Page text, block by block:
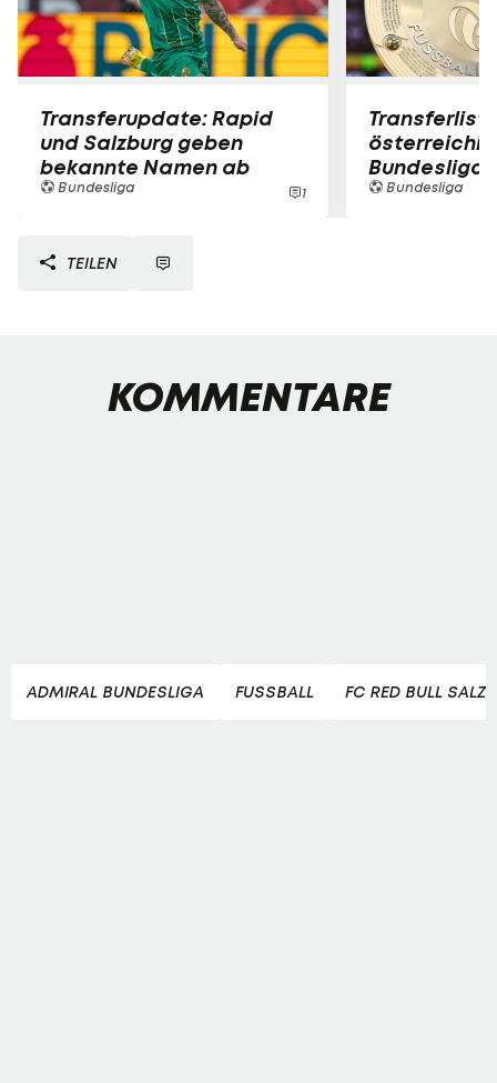
Transferupdate: Rapid
und Salzburg geben
bekannte Namen ab
Bundesliga 1
Bundesliga
Bundesliga
TEILEN
KOMMENTARE
ADMIRAL BUNDESLIGA FUSSBALL FC RED BULL